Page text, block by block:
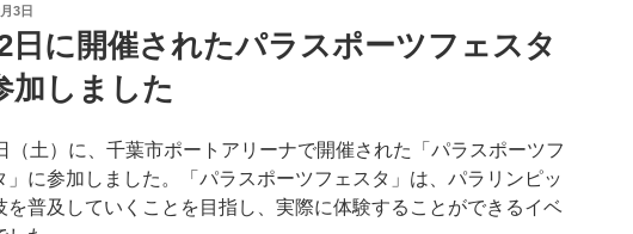
3日
日に開催されたパラスポーツフェスタ
加しました
（土）に、千葉市ポートアリーナで開催された「パラスポーツフ
」に参加しました。「パラスポーツフェスタ」は、パラリンピッ
を普及していくことを目指し、実際に体験することができるイベ